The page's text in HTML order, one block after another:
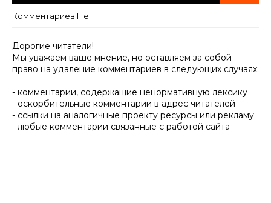
Комментариев Нет:
Дорогие читатели!
Мы уважаем ваше мнение, но оставляем за собой
право на удаление комментариев в следующих случаях:
- комментарии, содержащие ненормативную лексику
- оскорбительные комментарии в адрес читателей
- ссылки на аналогичные проекту ресурсы или рекламу
- любые комментарии связанные с работой сайта